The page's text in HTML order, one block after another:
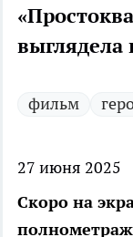
фильм
27 июня 2025
Скоро на